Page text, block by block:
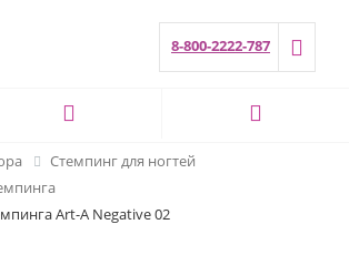
8-800-2222-787
Стемпинг для ногтей
Art-A Negative 02